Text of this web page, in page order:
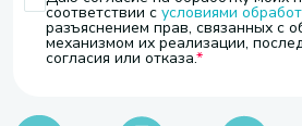
соответствии с условиями
разъяснением прав, связанных с
механизмом их реализации,
согласия или отказа.